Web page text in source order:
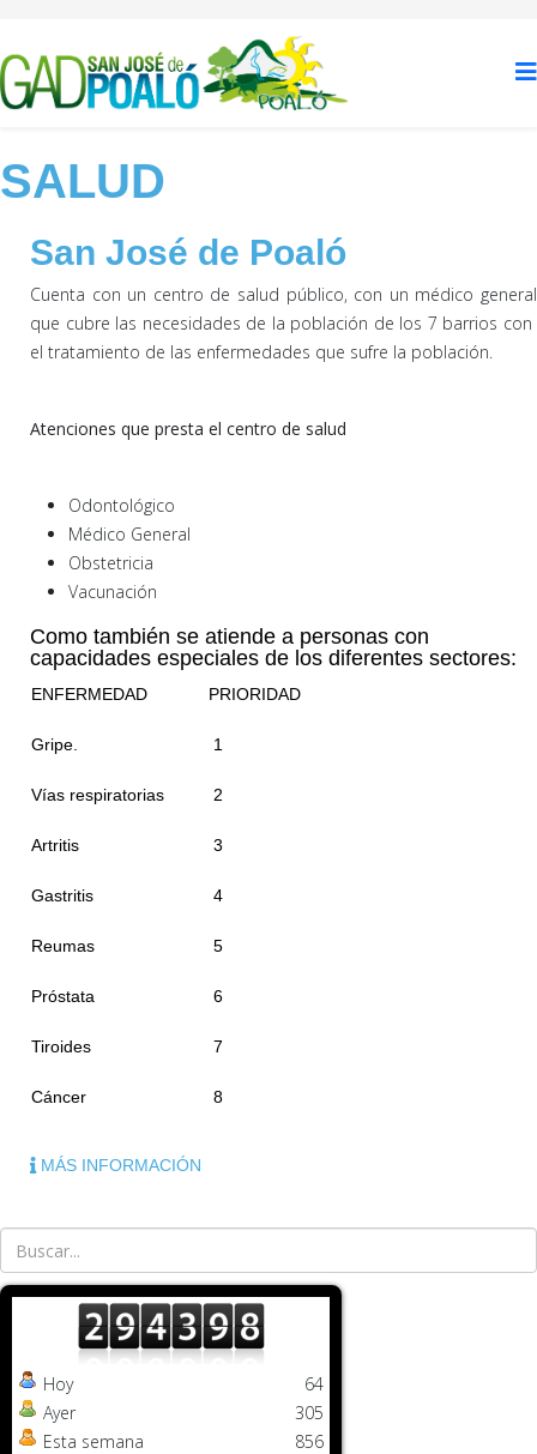
SALUD
San José de Poaló
Cuenta con un centro de salud público, con un médico general
que cubre las necesidades de la población de los 7 barrios con
el tratamiento de las enfermedades que sufre la población.
Atenciones que presta el centro de salud
Odontológico
Médico General
Obstetricia
Vacunación
Como también se atiende a personas con
capacidades especiales de los diferentes sectores:
ENFERMEDAD PRIORIDAD
Gripe. 1
Vías respiratorias 2
Artritis 3
Gastritis 4
Reumas 5
Próstata 6
Tiroides 7
Cáncer 8
MÁS INFORMACIÓN
Hoy
Ayer
Esta semana
64
305
856